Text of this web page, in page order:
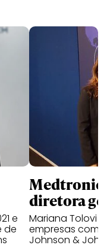
e
de
Medtronic
diretora
Mariana Tolovi
empresas
Johnson &